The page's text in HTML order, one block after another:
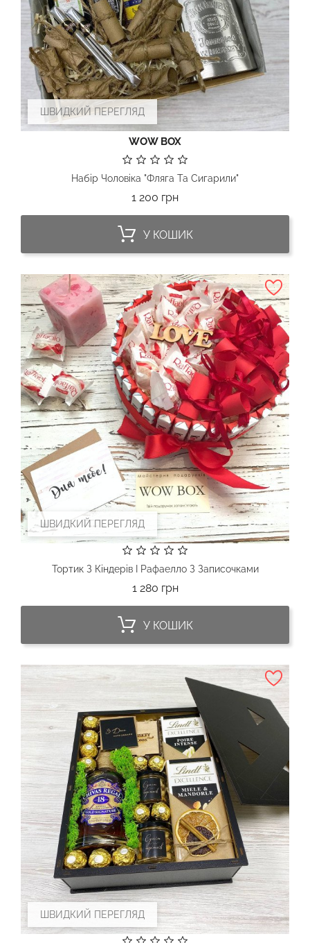
ШВИДКИЙ ПЕРЕГЛЯД
WOW BOX
Набір Чоловіка "Фляга Та Сигарили"
1 200 грнЦіна
У КОШИК
ШВИДКИЙ ПЕРЕГЛЯД
Тортик З Кіндерів І Рафаелло З Записочками
1 280 грнЦіна
У КОШИК
ШВИДКИЙ ПЕРЕГЛЯД